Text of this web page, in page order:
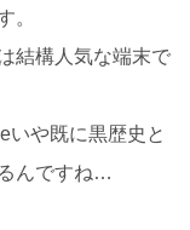
。
結構人気な端末で
いや既に黒歴史と
んですね…